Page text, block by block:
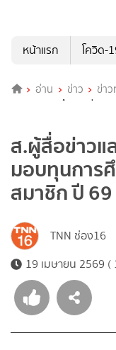
หน้าแรก
โควิด-
อ่าน ข่าว ข่า
มอบทุนการศึกษาแก่บุตร
ส.ผู้สื่อข่าวแ
มอบทุนการ
สมาชิก ปี 69
TNN ช่อง16
19 เมษายน 2569 (